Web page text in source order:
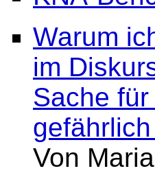
Warum
im
Sache
Von